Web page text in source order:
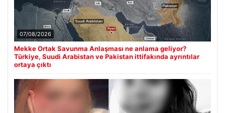
07/08/2026
Mekke Ortak Savunma Anlaşması ne anlama geliyor?
Türkiye, Suudi Arabistan ve Pakistan ittifakında ayrıntılar
ortaya çıktı